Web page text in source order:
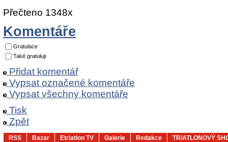
Přečteno 1348x
Komentáře
Gratulace
Také gratuluji
Přidat komentář
Vypsat označené komentáře
Vypsat všechny komentáře
Tisk
Zpět
RSS Bazar Etriatlon TV Galerie Redakce
TRIATLONOVÝ